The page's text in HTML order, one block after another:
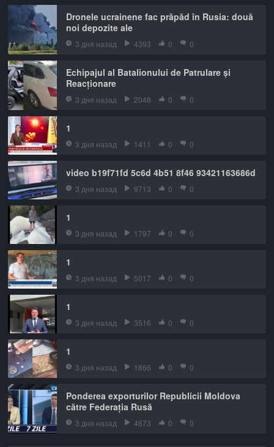
Dronele ucrainene fac prăpăd în Rusia: două
noi depozite ale
3 дня назад 4393 0 0
Echipajul al Batalionului de Patrulare și
Reacționare
3 дня назад 2048 0 0
1
3 дня назад 1411 0 0
video b19f71fd 5c6d 4b51 8f46 93421163686d
3 дня назад 9713 0 0
1
3 дня назад 1797 0 0
1
3 дня назад 5017 0 0
1
3 дня назад 3516 0 0
1
3 дня назад 1866 0 0
Ponderea exporturilor Republicii Moldova
către Federația Rusă
3 дня назад 4673 0 0